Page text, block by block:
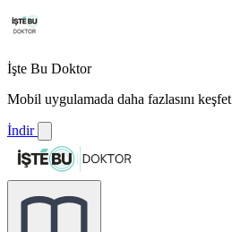
İşte Bu Doktor
Mobil uygulamada daha fazlasını keşfet
İndir